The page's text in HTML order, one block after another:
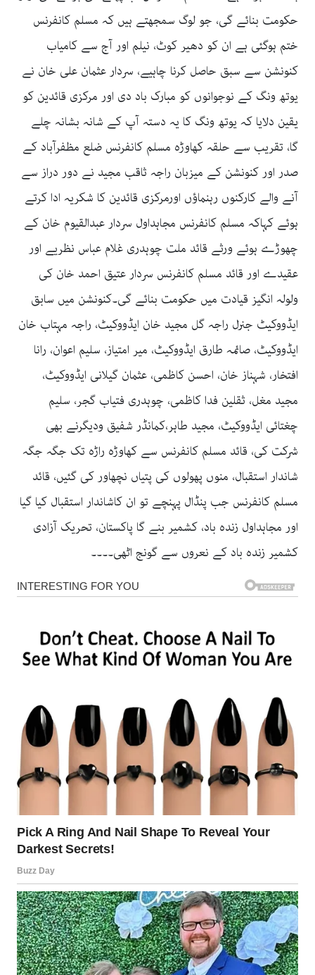
حکومت بنائے گی، جو لوگ سمجھتے ہیں کہ مسلم کانفرنس
ختم ہوگئی ہے ان کو دھیر کوٹ، نیلم اور آج سے کامیاب
کنونشن سے سبق حاصل کرنا چاہیے، سردار عثمان علی خان نے
یوتھ ونگ کے نوجوانوں کو مبارک باد دی اور مرکزی قائدین کو
یقین دلایا کہ یوتھ ونگ کا یہ دستہ آپ کے شانہ بشانہ چلے
گا، تقریب سے حلقہ کھاوڑہ مسلم کانفرنس ضلع مظفرآباد کے
صدر اور کنونشن کے میزبان راجہ ثاقب مجید نے دور دراز سے
آنے والے کارکنوں رہنماؤں اورمرکزی قائدین کا شکریہ ادا کرتے
ہوئے کہاکہ مسلم کانفرنس مجاہداول سردار عبدالقیوم خان کے
چھوڑے ہوئے ورثے قائد ملت چوہدری غلام عباس نظریے اور
عقیدے اور قائد مسلم کانفرنس سردار عتیق احمد خان کی
ولولہ انگیز قیادت میں حکومت بنائے گی۔کنونشن میں سابق
ایڈووکیٹ جنرل راجہ گل مجید خان ایڈووکیٹ، راجہ مہتاب خان
ایڈووکیٹ، صائمہ طارق ایڈووکیٹ، میر امتیاز، سلیم اعوان، رانا
افتخار، شہناز خان، احسن کاظمی، عثمان گیلانی ایڈووکیٹ،
مجید مغل، ثقلین فدا کاظمی، چوہدری فتیاب گجر، سلیم
چغتائی ایڈووکیٹ، مجید طاہر،کمانڈر شفیق ودیگرنے بھی
شرکت کی، قائد مسلم کانفرنس سے کھاوڑہ راڑہ تک جگہ جگہ
شاندار استقبال، منوں پھولوں کی پتیاں نچھاور کی گئیں، قائد
مسلم کانفرنس جب پنڈال پہنچے تو ان کاشاندار استقبال کیا گیا
اور مجاہداول زندہ باد، کشمیر بنے گا پاکستان، تحریک آزادی
کشمیر زندہ باد کے نعروں سے گونج اٹھی۔۔۔۔